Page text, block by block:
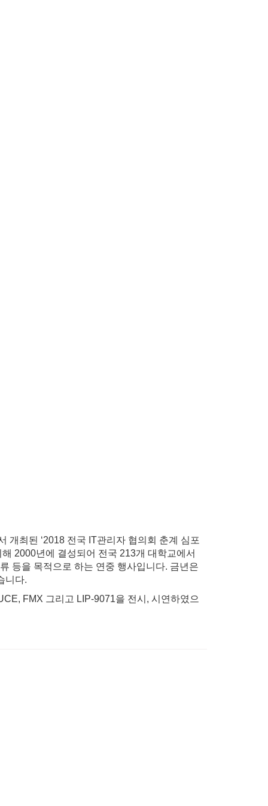
개최된 ‘2018 전국 IT관리자 협의회 춘계 심포
2000년에 결성되어 전국 213개 대학교에서
등을 목적으로 하는 연중 행사입니다. 금년은
니다.
FMX 그리고 LIP-9071을 전시, 시연하였으